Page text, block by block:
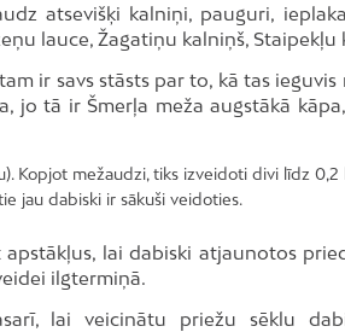
atsevišķi kalniņi, pauguri,
lauce, Žagatiņu kalniņš, Staipekļu
ir savs stāsts par to, kā tas
jo tā ir Šmerļa meža augstākā
Kopjot mežaudzi, tiks izveidoti divi līdz
jau dabiski ir sākuši veidoties.
lai dabiski atjaunotos
ilgtermiņā.
lai veicinātu priežu sēklu